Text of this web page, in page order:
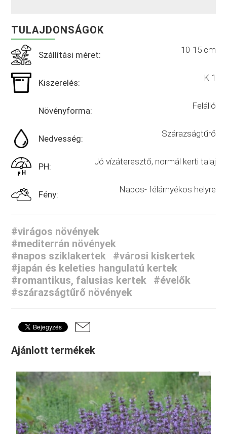
TULAJDONSÁGOK
Szállítási méret: 10-15 cm
Kiszerelés: K 1
Növényforma: Felálló
Nedvesség: Szárazságtűrő
PH: Jó vízáteresztő, normál kerti talaj
Fény: Napos- félárnyékos helyre
#virágos növények
#mediterrán növények
#napos sziklakertek
#városi kiskertek
#japán és keleties hangulatú kertek
#romantikus, falusias kertek
#évelők
#szárazságtűrő növények
Ajánlott termékek